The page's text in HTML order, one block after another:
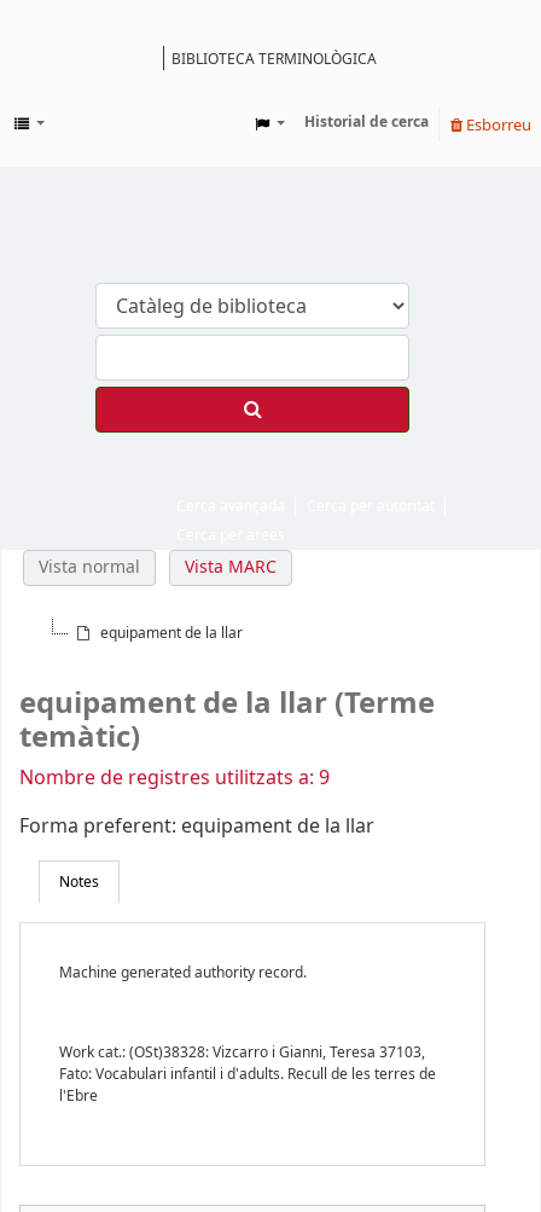
BIBLIOTECA TERMINOLÒGICA
Historial de cerca Esborreu
Vista normal Vista MARC
equipament de la llar
equipament de la llar (Terme
temàtic)
Nombre de registres utilitzats a: 9
Forma preferent: equipament de la llar
Notes
Machine generated authority record.
Work cat.: (OSt)38328: Vizcarro i Gianni, Teresa 37103,
Fato: Vocabulari infantil i d'adults. Recull de les terres de
l'Ebre